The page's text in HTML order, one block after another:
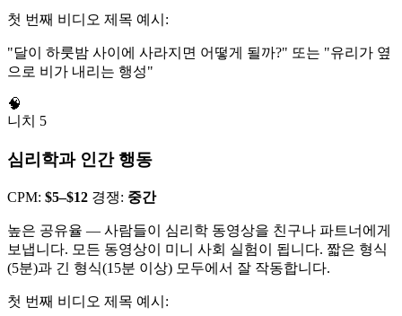
첫 번째 비디오 제목 예시:
"달이 하룻밤 사이에 사라지면 어떻게 될까?" 또는 "유리가 옆
으로 비가 내리는 행성"
🧠
니치 5
심리학과 인간 행동
CPM: $5–$12 경쟁: 중간
높은 공유율 — 사람들이 심리학 동영상을 친구나 파트너에게
보냅니다. 모든 동영상이 미니 사회 실험이 됩니다. 짧은 형식
(5분)과 긴 형식(15분 이상) 모두에서 잘 작동합니다.
첫 번째 비디오 제목 예시: